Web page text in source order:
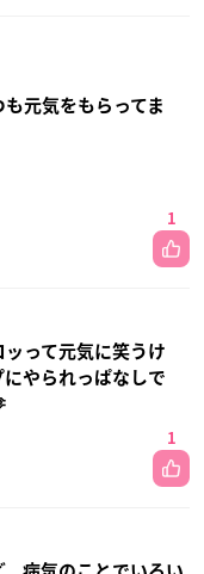
元気をもらってま
1
って元気に笑うけ
やられっぱなしで
1